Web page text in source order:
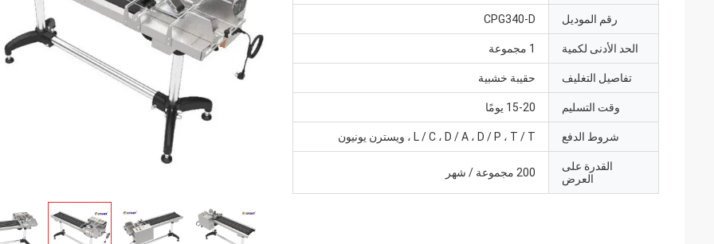
رقم الموديل CPG340-D
الحد الأدنى لكمية 1 مجموعة
تفاصيل التغليف حقيبة خشبية
وقت التسليم 15-20 يومًا
شروط الدفع L / C ، D / A ، D / P ، T / T ، ويسترن يونيون
القدرة على
العرض
200 مجموعة / شهر